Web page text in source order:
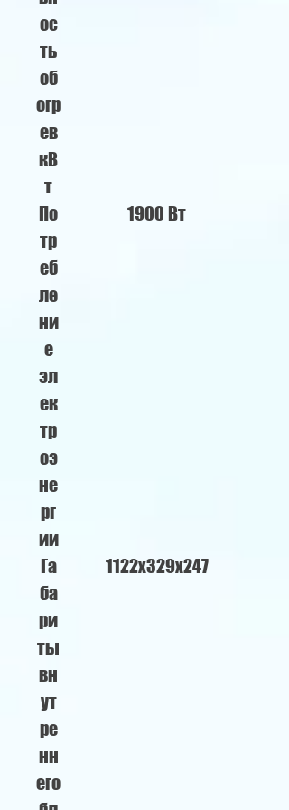
ос
ть
об
огр
ев
кВ
т
По
тр
еб
ле
ни
е
эл
ек
тр
оэ
не
рг
ии
1900 Вт
Га
ба
ри
ты
вн
ут
ре
нн
его
1122х329х247